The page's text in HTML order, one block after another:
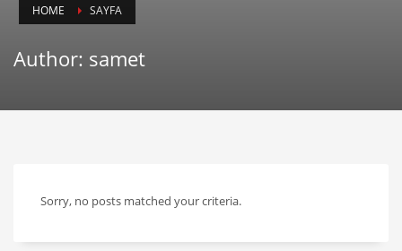
HOME SAYFA
Author: samet
Sorry, no posts matched your criteria.